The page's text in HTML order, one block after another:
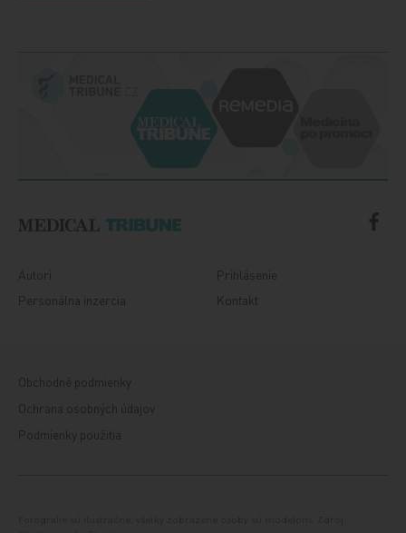
Autori
Personálna inzercia
Prihlásenie
Kontakt
Obchodné podmienky
Ochrana osobných údajov
Podmienky použitia